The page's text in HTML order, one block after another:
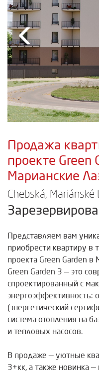
‹
Продажа
проекте Green
Марианские
Chebská, Mariánské
Представляем вам
приобрести квартиру в
проекта Green Garden в
Green Garden 3 — это
спроектированный с
энергоэффективность:
(энергетический
система отопления на
и тепловых насосов.
В продаже — уютные
3+кк, а также новинка